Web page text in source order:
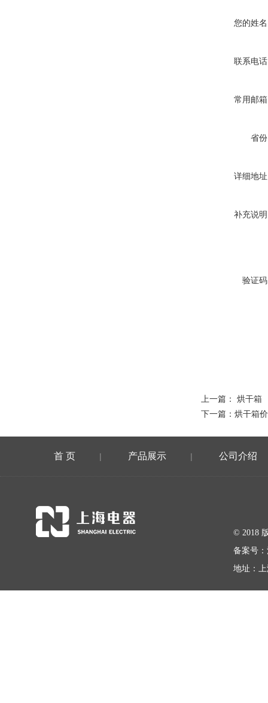
您的姓
联系电
常用邮
省
详细地
补充说
验证
上一篇： 烘干箱
下一篇： 烘干箱
首 页 | 产品展示 | 公司介绍
© 2018
备案号：
地址：